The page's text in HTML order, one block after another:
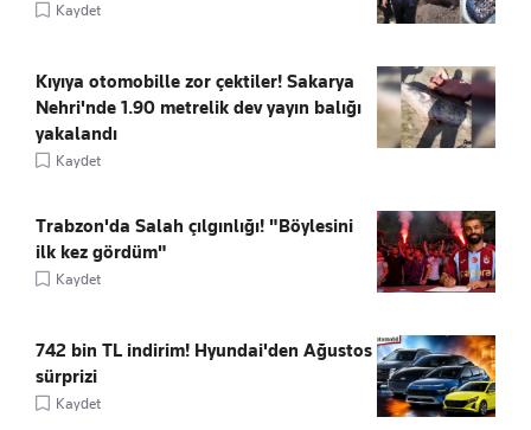
Kaydet
Kıyıya otomobille zor çektiler! Sakarya
Nehri'nde 1.90 metrelik dev yayın balığı
yakalandı
Kaydet
Trabzon'da Salah çılgınlığı! "Böylesini
ilk kez gördüm"
Kaydet
742 bin TL indirim! Hyundai'den Ağustos
sürprizi
Kaydet